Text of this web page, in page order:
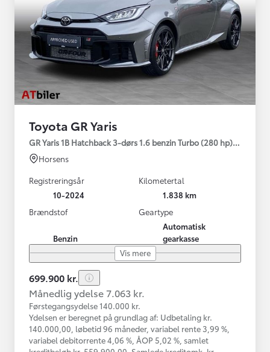
Toyota GR Yaris
GR Yaris 1B Hatchback 3-dørs 1.6 benzin Turbo (280 hp) Aut.
Horsens
Registreringsår
10-2024
Kilometertal
1.838 km
Brændstof
Benzin
Geartype
Automatisk
gearkasse
Vis mere
699.900 kr.
Månedlig ydelse 7.063 kr.
Førstegangsydelse 140.000 kr.
Ydelsen er beregnet på grundlag af: Udbetaling kr.
140.000,00, løbetid 96 måneder, variabel rente 3,99 %,
variabel debitorrente 4,06 %, ÅOP 5,02 %, samlet